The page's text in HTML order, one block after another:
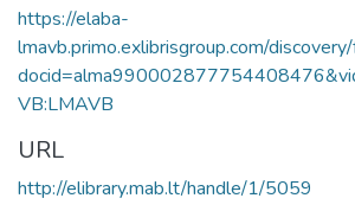
https://elaba-
lmavb.primo.exlibrisgroup.com/
VB:LMAVB
URL
http://elibrary.mab.lt/handle/1/5059